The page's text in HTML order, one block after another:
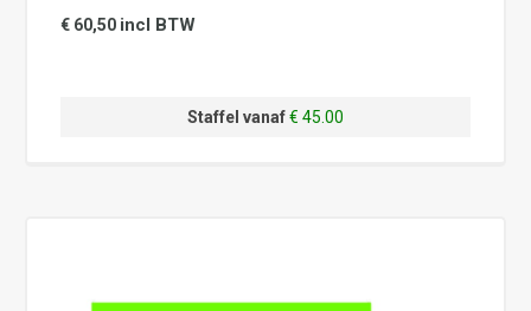
€ 60,50 incl BTW
Staffel vanaf€ 45.00